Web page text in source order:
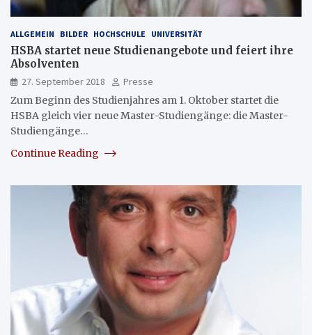
ALLGEMEIN BILDER HOCHSCHULE UNIVERSITÄT
HSBA startet neue Studienangebote und feiert ihre
Absolventen
27. September 2018
Presse
Zum Beginn des Studienjahres am 1. Oktober startet die
HSBA gleich vier neue Master-Studiengänge: die Master-
Studiengänge…
Continue Reading